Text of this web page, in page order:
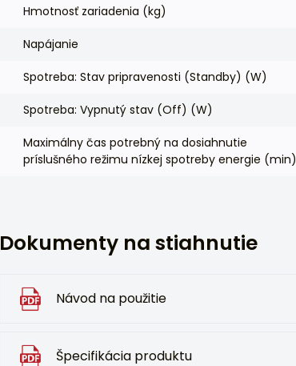
Hmotnosť zariadenia (kg)
Napájanie
Spotreba: Stav pripravenosti (Standby) (W)
Spotreba: Vypnutý stav (Off) (W)
Maximálny čas potrebný na dosiahnutie
príslušného režimu nízkej spotreby energie (min)
Dokumenty na stiahnutie
Návod na použitie
Špecifikácia produktu